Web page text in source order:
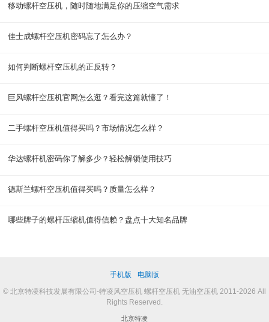
移动螺杆空压机，随时随地满足你的压缩空气需求
佳士成螺杆空压机密码忘了怎么办？
如何判断螺杆空压机的正反转？
巨风螺杆空压机官网怎么逛？看完这篇就懂了！
二手螺杆空压机值得买吗？市场情况怎么样？
华达螺杆机密码你了解多少？轻松解锁使用技巧
德斯兰螺杆空压机值得买吗？质量怎么样？
哪些牌子的螺杆压缩机值得信赖？盘点十大知名品牌
手机版
电脑版
© 北京特凌科技发展有限公司-特凌风空压机 螺杆空压机 无油空压机 2011-2026 All
Rights Reserved.
北京特凌